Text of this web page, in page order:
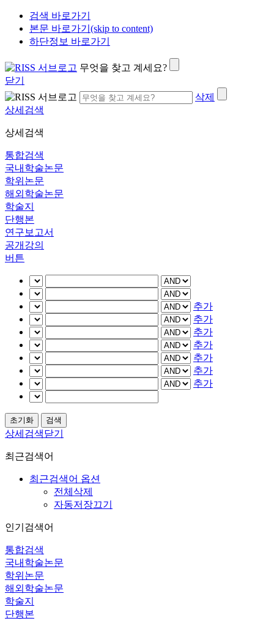
검색 바로가기
본문 바로가기(skip to content)
하단정보 바로가기
무엇을 찾고 계세요?
닫기
삭제
상세검색
상세검색
통합검색
국내학술논문
학위논문
해외학술논문
학술지
단행본
연구보고서
공개강의
버튼
추가
추가
추가
추가
추가
추가
추가
상세검색닫기
최근검색어
최근검색어 옵션
전체삭제
자동저장끄기
인기검색어
통합검색
국내학술논문
학위논문
해외학술논문
학술지
단행본